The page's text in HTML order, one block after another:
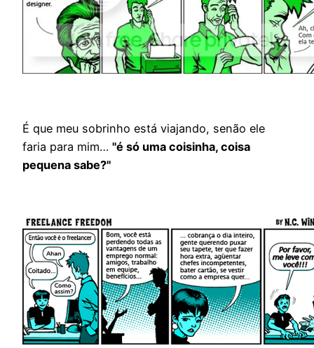
É que meu sobrinho está viajando, senão ele
faria para mim… "é só uma coisinha, coisa
pequena sabe?"